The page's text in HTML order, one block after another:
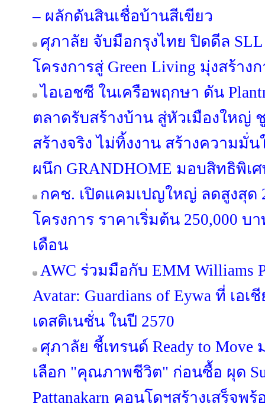
– ผลักดันสินเชื่อบ้านสีเขียว
ศุภาลัย จับมือกรุงไทย ปิดดีล
โครงการสู่ Green Living มุ่งสร้าง
ไอเอชซี ในเครือพฤกษา ดัน
ตลาดรับสร้างบ้าน สู่หัวเมืองใหญ่
สร้างจริง ไม่ทิ้งงาน สร้างความมั่
ผนึก GRANDHOME มอบสิทธิพิเ
กคช. เปิดแคมเปญใหญ่ ลดสูงสุด
โครงการ ราคาเริ่มต้น 250,000 บ
เดือน
AWC ร่วมมือกับ EMM Williams
Avatar: Guardians of Eywa ที่ เอ
เดสติเนชั่น ในปี 2570
ศุภาลัย ชี้เทรนด์ Ready to
เลือก "คุณภาพชีวิต" ก่อนซื้อ ผุด
Pattanakarn คอนโดฯสร้างเสร็จพ